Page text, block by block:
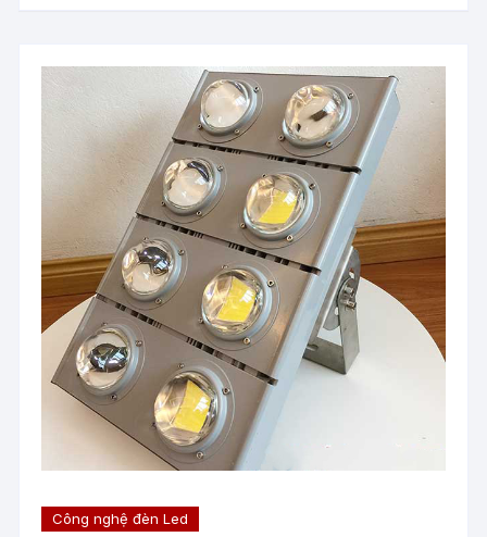
Công nghệ đèn Led